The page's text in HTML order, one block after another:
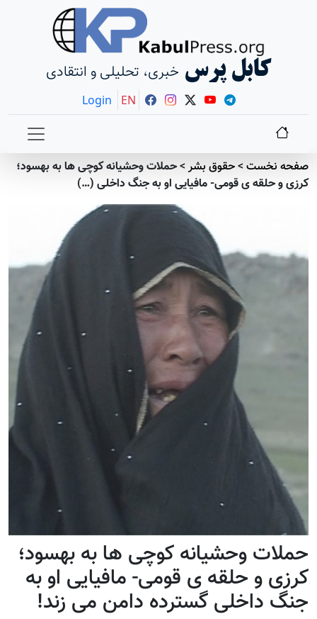
کابل پرس خبری، تحلیلی و انتقادی
Login EN
صفحه نخست>حقوق بشر>حملات وحشیانه کوچی ها به بهسود؛
کرزی و حلقه ی قومی- مافیایی او به جنگ داخلی (…)
حملات وحشیانه کوچی ها به بهسود؛
کرزی و حلقه ی قومی- مافیایی او به
جنگ داخلی گسترده دامن می زند!